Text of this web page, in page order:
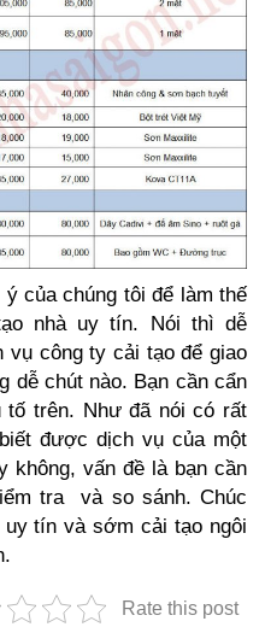
của chúng tôi để làm thế
nhà uy tín. Nói thì dễ
vụ công ty cải tạo để giao
dễ chút nào. Bạn cần cẩn
trên. Như đã nói có rất
được dịch vụ của một
không, vấn đề là bạn cần
tra và so sánh. Chúc
tín và sớm cải tạo ngôi
Rate this post